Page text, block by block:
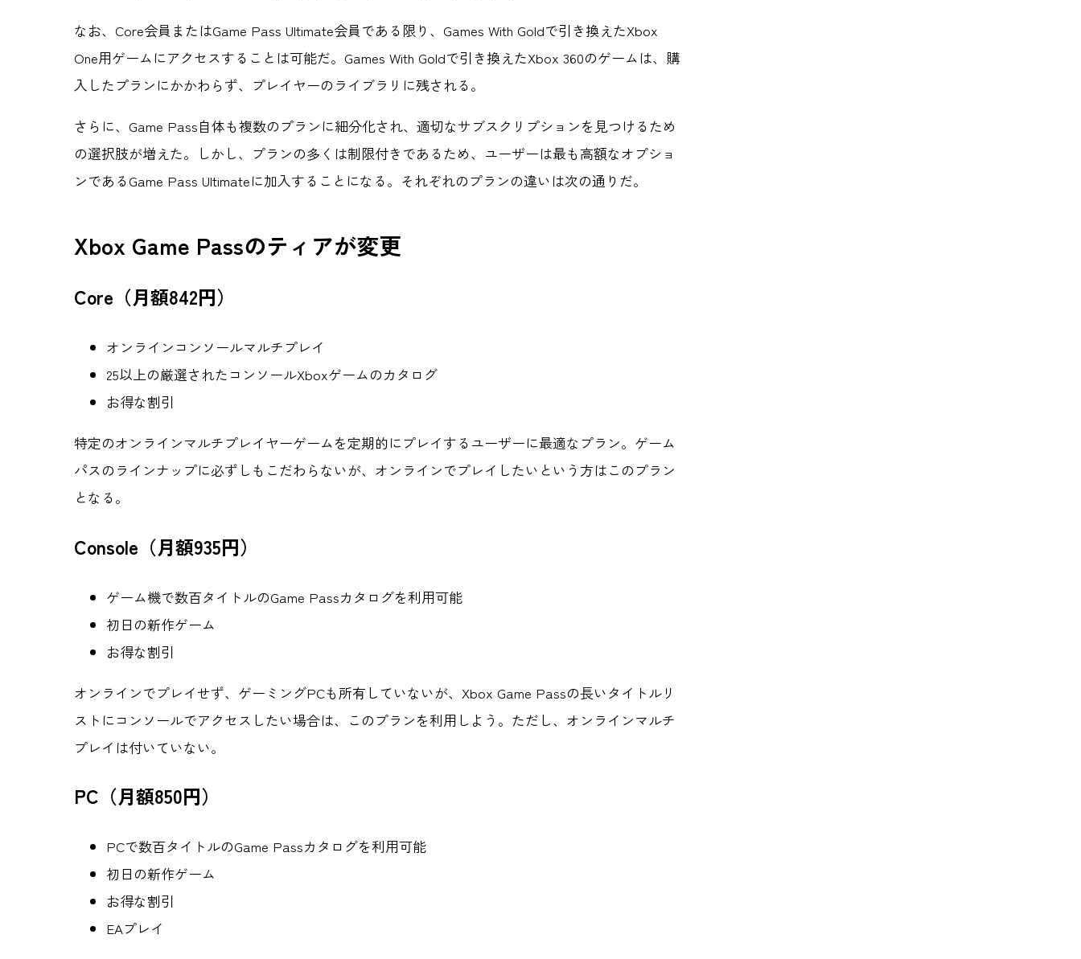
なお、Core会員またはGame Pass Ultimate会員である限り、Games With Goldで引き換えたXbox
One用ゲームにアクセスすることは可能だ。Games With Goldで引き換えたXbox 360のゲームは、購
入したプランにかかわらず、プレイヤーのライブラリに残される。
さらに、Game Pass自体も複数のプランに細分化され、適切なサブスクリプションを見つけるため
の選択肢が増えた。しかし、プランの多くは制限付きであるため、ユーザーは最も高額なオプショ
ンであるGame Pass Ultimateに加入することになる。それぞれのプランの違いは次の通りだ。
Xbox Game Passのティアが変更
Core（月額842円）
オンラインコンソールマルチプレイ
25以上の厳選されたコンソールXboxゲームのカタログ
お得な割引
特定のオンラインマルチプレイヤーゲームを定期的にプレイするユーザーに最適なプラン。ゲーム
パスのラインナップに必ずしもこだわらないが、オンラインでプレイしたいという方はこのプラン
となる。
Console（月額935円）
ゲーム機で数百タイトルのGame Passカタログを利用可能
初日の新作ゲーム
お得な割引
オンラインでプレイせず、ゲーミングPCも所有していないが、Xbox Game Passの長いタイトルリ
ストにコンソールでアクセスしたい場合は、このプランを利用しよう。ただし、オンラインマルチ
プレイは付いていない。
PC（月額850円）
PCで数百タイトルのGame Passカタログを利用可能
初日の新作ゲーム
お得な割引
EAプレイ